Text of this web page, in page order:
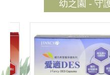
幼之園 - 守